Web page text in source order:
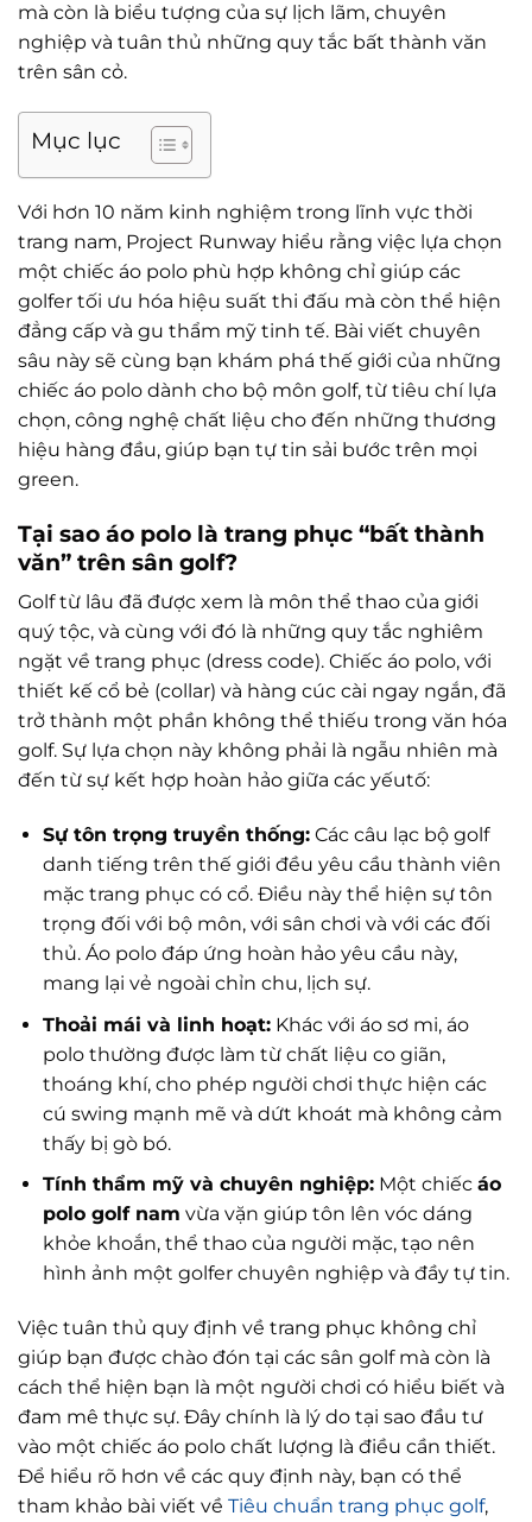
mà còn là biểu tượng của sự lịch lãm, chuyên
nghiệp và tuân thủ những quy tắc bất thành văn
trên sân cỏ.
Mục lục
Với hơn 10 năm kinh nghiệm trong lĩnh vực thời
trang nam, Project Runway hiểu rằng việc lựa chọn
một chiếc áo polo phù hợp không chỉ giúp các
golfer tối ưu hóa hiệu suất thi đấu mà còn thể hiện
đẳng cấp và gu thẩm mỹ tinh tế. Bài viết chuyên
sâu này sẽ cùng bạn khám phá thế giới của những
chiếc áo polo dành cho bộ môn golf, từ tiêu chí lựa
chọn, công nghệ chất liệu cho đến những thương
hiệu hàng đầu, giúp bạn tự tin sải bước trên mọi
green.
Tại sao áo polo là trang phục “bất thành
văn” trên sân golf?
Golf từ lâu đã được xem là môn thể thao của giới
quý tộc, và cùng với đó là những quy tắc nghiêm
ngặt về trang phục (dress code). Chiếc áo polo, với
thiết kế cổ bẻ (collar) và hàng cúc cài ngay ngắn, đã
trở thành một phần không thể thiếu trong văn hóa
golf. Sự lựa chọn này không phải là ngẫu nhiên mà
đến từ sự kết hợp hoàn hảo giữa các yếutố:
Sự tôn trọng truyền thống:Các câu lạc bộ golf
danh tiếng trên thế giới đều yêu cầu thành viên
mặc trang phục có cổ. Điều này thể hiện sự tôn
trọng đối với bộ môn, với sân chơi và với các đối
thủ. Áo polo đáp ứng hoàn hảo yêu cầu này,
mang lại vẻ ngoài chỉn chu, lịch sự.
Thoải mái và linh hoạt:Khác với áo sơ mi, áo
polo thường được làm từ chất liệu co giãn,
thoáng khí, cho phép người chơi thực hiện các
cú swing mạnh mẽ và dứt khoát mà không cảm
thấy bị gò bó.
Tính thẩm mỹ và chuyên nghiệp:Một chiếc áo
polo golf nam vừa vặn giúp tôn lên vóc dáng
khỏe khoắn, thể thao của người mặc, tạo nên
hình ảnh một golfer chuyên nghiệp và đầy tự tin.
Việc tuân thủ quy định về trang phục không chỉ
giúp bạn được chào đón tại các sân golf mà còn là
cách thể hiện bạn là một người chơi có hiểu biết và
đam mê thực sự. Đây chính là lý do tại sao đầu tư
vào một chiếc áo polo chất lượng là điều cần thiết.
Để hiểu rõ hơn về các quy định này, bạn có thể
tham khảo bài viết về Tiêu chuẩn trang phục golf,